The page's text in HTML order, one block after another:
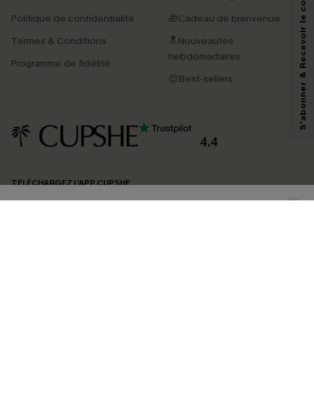
Politique de confidentialité
Termes & Conditions
Programme de fidélité
🎁Cadeau de bienvenue
🔝Nouveautés
hebdomadaires
😍Best-sellers
4.4
TÉLÉCHARGEZ L’APP CUPSHE
En soumettant votre adresse e-mail, vous acceptez de recevoir des e-mails
marketing (y compris du contenu généré par l'IA) de Cupshe et
reconnaissez avoir pris connaissance de nos
pouvons utiliser les données collectées sur notre site ainsi que des
produits susceptibles de vous intéresser, conformément à notre
Politique de
confidentialité
. Vous pouvez vous désabonner à tout moment.
S'abonner & Recevoir le code